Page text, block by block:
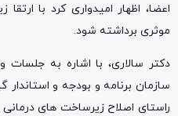
اعضا، اظهار امیدواری کرد با
موثری برداشته شود.
دکتر سالاری، با اشاره به
سازمان برنامه و بودجه و
راستای اصلاح زیرساخت های